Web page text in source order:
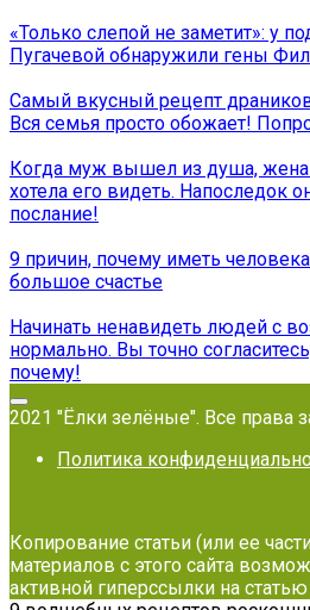
«Только слепой не заметит»: у
Пугачевой обнаружили гены
Самый вкусный рецепт
Вся семья просто обожает!
Когда муж вышел из душа,
хотела его видеть. Напоследок
послание!
9 причин, почему иметь
большое счастье
Начинать ненавидеть людей с
нормально. Вы точно
почему!
2021 "Ёлки зелёные". Все права
Политика
Копирование статьи (или ее
материалов с этого сайта
активной гиперссылки на статью